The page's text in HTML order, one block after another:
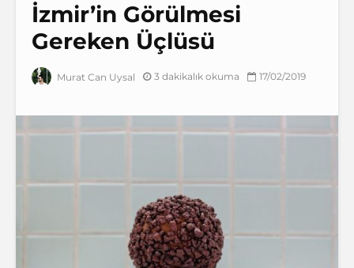
İzmir’in Görülmesi
Gereken Üçlüsü
Murat Can Uysal 3 dakikalık okuma 17/02/2019